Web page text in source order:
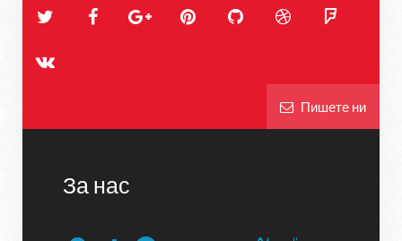
Пишете ни
За нас